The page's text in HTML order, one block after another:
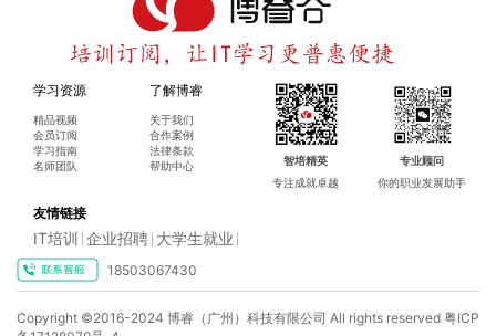
学习资源
精品视频
会员订阅
学习指南
名师团队
了解博睿
关于我们
合作案例
法律条款
帮助中心
智培精英
专注成就卓越
专业顾问
你的职业发展助手
友情链接
IT培训 企业招聘 大学生就业
18503067430
Copyright ©2016-2024 博睿（广州）科技有限公司 All rights reserved 粤ICP